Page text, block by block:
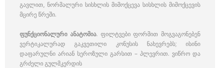
გავლით, ნორმალური სისხლის მიმოქცევა სისხლის მიმოქცევის
მცირე წრეში.
ფუნქციონალური ანატომია. ფილტვები ფორმით მოგვაგონებენ
ვერტიკალურად გაკვეთილი კონუსის ნახევრებს; ისინი
დაფარულნი არიან სეროზული გარსით – პლევრით. ვიწრო და
გრძელი გულმკერდის